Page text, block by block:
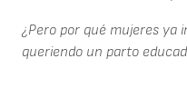
¿Pero por qué mujeres ya
queriendo un parto